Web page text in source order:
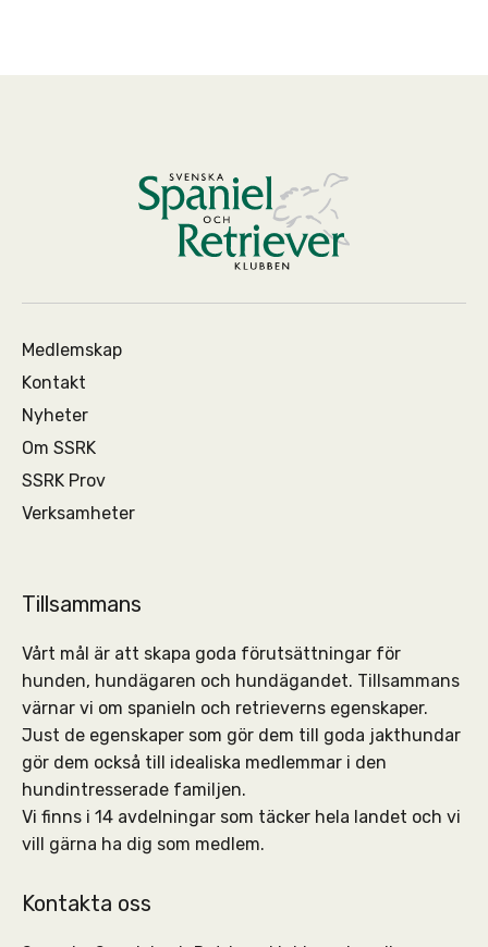
Medlemskap
Kontakt
Nyheter
Om SSRK
SSRK Prov
Verksamheter
Tillsammans
Vårt mål är att skapa goda förutsättningar för
hunden, hundägaren och hundägandet. Tillsammans
värnar vi om spanieln och retrieverns egenskaper.
Just de egenskaper som gör dem till goda jakthundar
gör dem också till idealiska medlemmar i den
hundintresserade familjen.
Vi finns i 14 avdelningar som täcker hela landet och vi
vill gärna ha dig som medlem.
Kontakta oss